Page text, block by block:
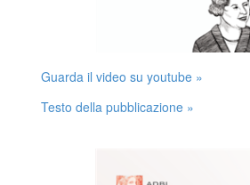
Guarda il video su youtube »
Testo della pubblicazione »